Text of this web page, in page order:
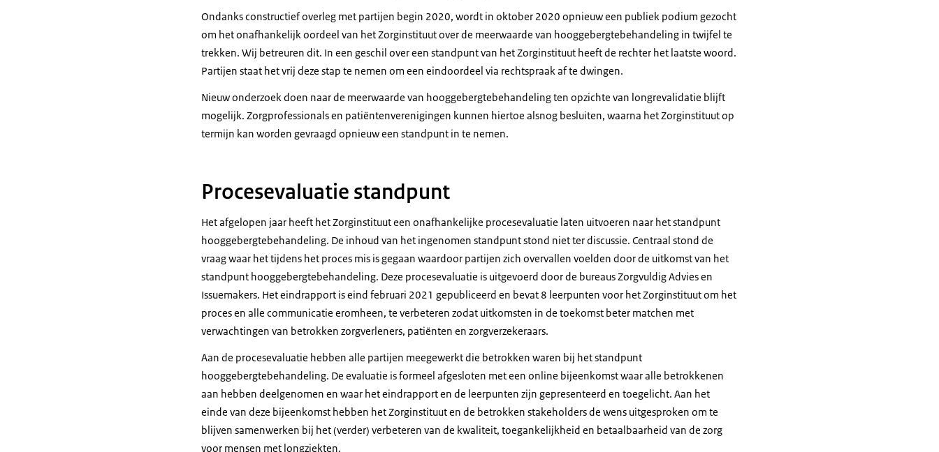
Ondanks constructief overleg met partijen begin 2020, wordt in oktober 2020 opnieuw een publiek podium gezocht
om het onafhankelijk oordeel van het Zorginstituut over de meerwaarde van hooggebergtebehandeling in twijfel te
trekken. Wij betreuren dit. In een geschil over een standpunt van het Zorginstituut heeft de rechter het laatste woord.
Partijen staat het vrij deze stap te nemen om een eindoordeel via rechtspraak af te dwingen.
Nieuw onderzoek doen naar de meerwaarde van hooggebergtebehandeling ten opzichte van longrevalidatie blijft
mogelijk. Zorgprofessionals en patiëntenverenigingen kunnen hiertoe alsnog besluiten, waarna het Zorginstituut op
termijn kan worden gevraagd opnieuw een standpunt in te nemen.
Procesevaluatie standpunt
Het afgelopen jaar heeft het Zorginstituut een onafhankelijke procesevaluatie laten uitvoeren naar het standpunt
hooggebergtebehandeling. De inhoud van het ingenomen standpunt stond niet ter discussie. Centraal stond de
vraag waar het tijdens het proces mis is gegaan waardoor partijen zich overvallen voelden door de uitkomst van het
standpunt hooggebergtebehandeling. Deze procesevaluatie is uitgevoerd door de bureaus Zorgvuldig Advies en
Issuemakers. Het eindrapport is eind februari 2021 gepubliceerd en bevat 8 leerpunten voor het Zorginstituut om het
proces en alle communicatie eromheen, te verbeteren zodat uitkomsten in de toekomst beter matchen met
verwachtingen van betrokken zorgverleners, patiënten en zorgverzekeraars.
Aan de procesevaluatie hebben alle partijen meegewerkt die betrokken waren bij het standpunt
hooggebergtebehandeling. De evaluatie is formeel afgesloten met een online bijeenkomst waar alle betrokkenen
aan hebben deelgenomen en waar het eindrapport en de leerpunten zijn gepresenteerd en toegelicht. Aan het
einde van deze bijeenkomst hebben het Zorginstituut en de betrokken stakeholders de wens uitgesproken om te
blijven samenwerken bij het (verder) verbeteren van de kwaliteit, toegankelijkheid en betaalbaarheid van de zorg
voor mensen met longziekten.